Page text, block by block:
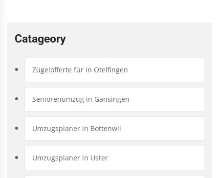
Catageory
Zügelofferte für in Otelfingen
Seniorenumzug in Gansingen
Umzugsplaner in Bottenwil
Umzugsplaner in Uster